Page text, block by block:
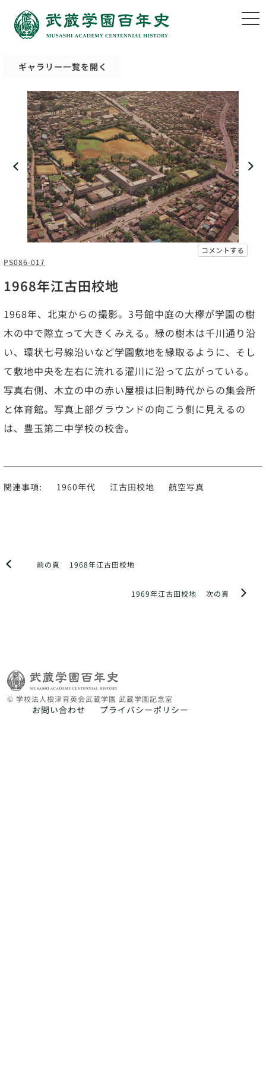
ギャラリー一覧を開く
コメントする
PS086-017
1968年江古田校地
1968年、北東からの撮影。3号館中庭の大欅が学園の樹
木の中で際立って大きくみえる。緑の樹木は千川通り沿
い、環状七号線沿いなど学園敷地を縁取るように、そし
て敷地中央を左右に流れる濯川に沿って広がっている。
写真右側、木立の中の赤い屋根は旧制時代からの集会所
と体育館。写真上部グラウンドの向こう側に見えるの
は、豊玉第二中学校の校舎。
関連事項: 1960年代 江古田校地 航空写真
前の頁 1968年江古田校地
次の頁
1969年江古田校地
© 学校法人根津育英会武蔵学園 武蔵学園記念室
お問い合わせ プライバシーポリシー